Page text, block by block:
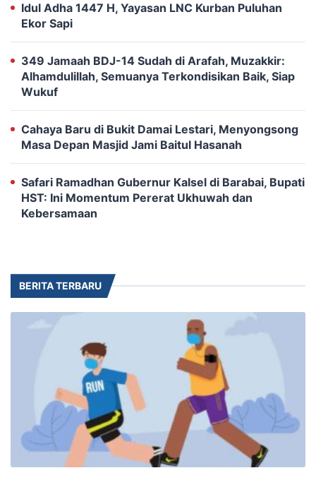
Idul Adha 1447 H, Yayasan LNC Kurban Puluhan
Ekor Sapi
‎349 Jamaah BDJ-14 Sudah di Arafah, Muzakkir:
Alhamdulillah, Semuanya Terkondisikan Baik, Siap
Wukuf
​Cahaya Baru di Bukit Damai Lestari, Menyongsong
Masa Depan Masjid Jami Baitul Hasanah
‎Safari Ramadhan Gubernur Kalsel di Barabai, Bupati
HST: Ini Momentum Pererat Ukhuwah dan
Kebersamaan
BERITA TERBARU